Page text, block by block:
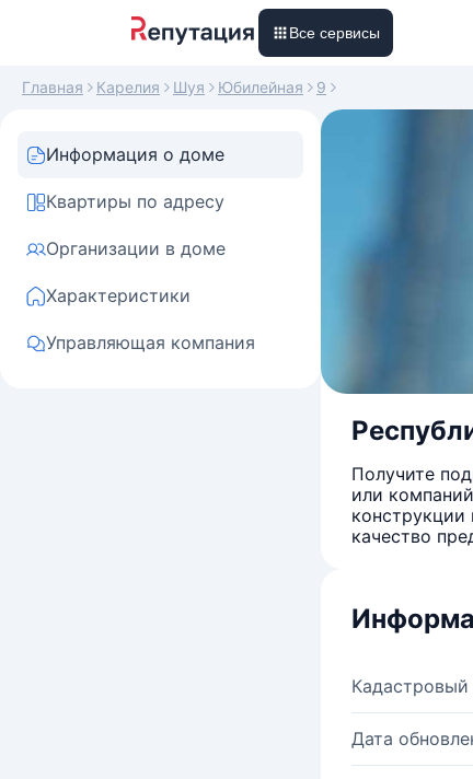
Все сервисы
Главная Карелия Шуя Юбилейная 9
Информация о доме
Квартиры по адресу
Организации в доме
Характеристики
Управляющая компания
Получите
или
качество
Дата